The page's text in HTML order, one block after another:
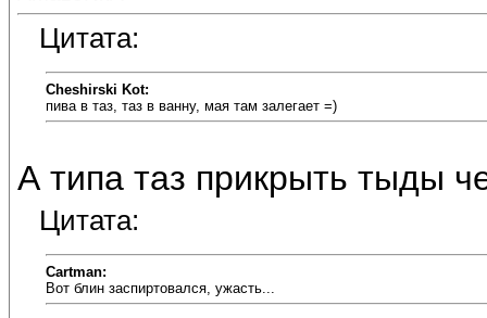
Цитата:
Cheshirski Kot:
пива в таз, таз в ванну, мая там залегает =)
А типа таз прикрыть тыды
Цитата:
Cartman:
Вот блин заспиртовался, ужасть...